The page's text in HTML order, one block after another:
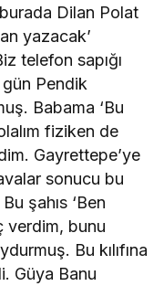
Dilan Polat
yazacak’
telefon sapığı
Pendik
Babama ‘Bu
fiziken de
Gayrettepe’ye
sonucu bu
şahıs ‘Ben
verdim, bunu
Bu kılıfına
Güya Banu